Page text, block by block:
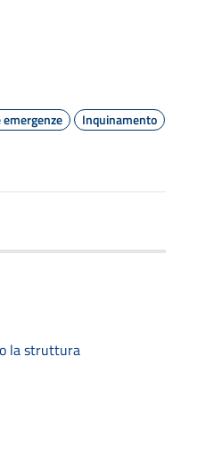
Inquinamento
la struttura